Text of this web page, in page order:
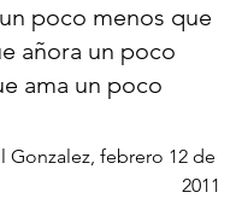
poco menos que
añora un poco
ama un poco
Gonzalez, febrero 12 de
2011